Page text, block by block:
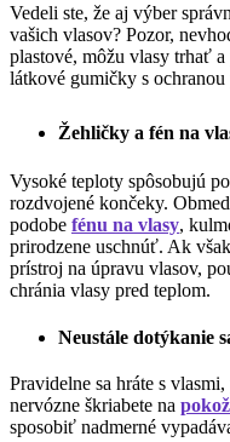
Vedeli ste, že aj výber
vašich vlasov? Pozor,
plastové, môžu vlasy trhať
látkové gumičky s
Žehličky a fén na
Vysoké teploty spôsobujú
rozdvojené končeky.
podobe fénu na vlasy,
prirodzene uschnúť. Ak
prístroj na úpravu vlasov,
chránia vlasy pred teplom.
Neustále dotýkanie
Pravidelne sa hráte s
nervózne škriabete na
sposobiť nadmerné